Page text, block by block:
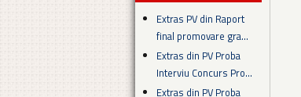
Extras PV din Raport
final promovare gra...
Extras din PV Proba
Interviu Concurs Pro...
Extras din PV Proba